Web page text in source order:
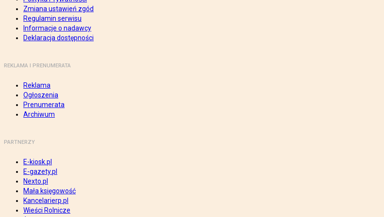
Zmiana ustawień zgód
Regulamin serwisu
Informacje o nadawcy
Deklaracja dostępności
REKLAMA I PRENUMERATA
Reklama
Ogłoszenia
Prenumerata
Archiwum
PARTNERZY
E-kiosk.pl
E-gazety.pl
Nexto.pl
Mała księgowość
Kancelarierp.pl
Wieści Rolnicze